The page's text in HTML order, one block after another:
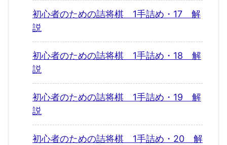
初心者のための詰将棋 1手詰め・17 解
説
初心者のための詰将棋 1手詰め・18 解
説
初心者のための詰将棋 1手詰め・19 解
説
初心者のための詰将棋 1手詰め・20 解